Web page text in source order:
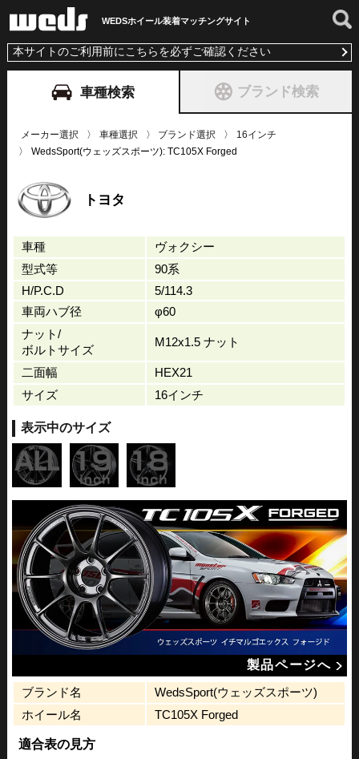
WEDSホイール装着マッチングサイト
本サイトのご利用前にこちらを必ずご確認ください
車種検索 ブランド検索
メーカー選択 車種選択 ブランド選択
16インチ
WedsSport(ウェッズスポーツ): TC105X Forged
トヨタ
車種
ヴォクシー
型式等
90系
H/P.C.D
5/114.3
車両ハブ径
φ60
ナット/
ボルトサイズ
M12x1.5 ナット
二面幅
HEX21
サイズ
16インチ
表示中のサイズ
製品ページへ
ブランド名
WedsSport(ウェッズスポーツ)
ホイール名
TC105X Forged
適合表の見方